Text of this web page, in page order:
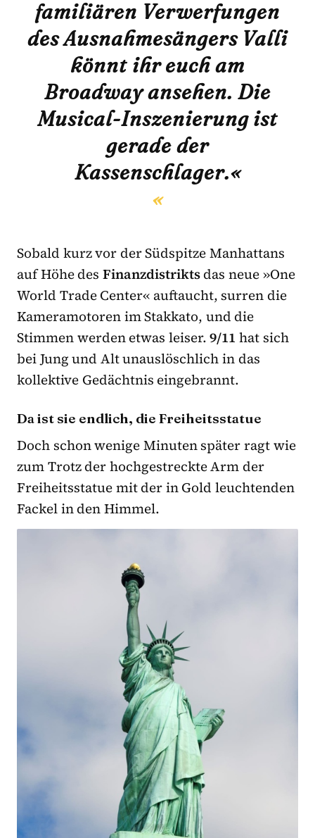
familiären Verwerfungen
des Ausnahmesängers Valli
könnt ihr euch am
Broadway ansehen. Die
Musical-Inszenierung ist
gerade der
Kassenschlager.«
Sobald kurz vor der Südspitze Manhattans
auf Höhe des Finanzdistriktsdas neue »One
World Trade Center« auftaucht, surren die
Kameramotoren im Stakkato, und die
Stimmen werden etwas leiser.9/11 hat sich
bei Jung und Alt unauslöschlich in das
kollektive Gedächtnis eingebrannt.
Da ist sie endlich, die Freiheitsstatue
Doch schon wenige Minuten später ragt wie
zum Trotz der hochgestreckte Arm der
Freiheitsstatue mit der in Gold leuchtenden
Fackel in den Himmel.